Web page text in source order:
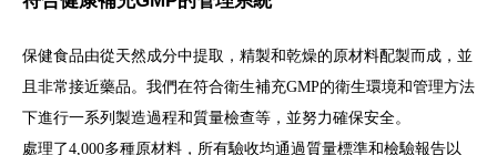
保健食品由從天然成分中提取，精製和乾燥的原材料配製而成，並
且非常接近藥品。 我們在符合衛生補充GMP的衛生環境和管理方法
下進行一系列製造過程和質量檢查等，並努力確保安全。
處理了4,000多種原材料，所有驗收均通過質量標準和檢驗報告以